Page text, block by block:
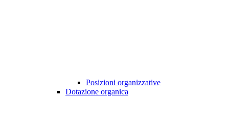
Posizioni organizzative
Dotazione organica